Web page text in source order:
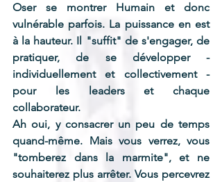
Oser se montrer Humain et donc
vulnérable parfois. La puissance en est
à la hauteur. Il "suffit" de s'engager, de
pratiquer, de se développer -
individuellement et collectivement -
pour les leaders et chaque
collaborateur.
Ah oui, y consacrer un peu de temps
quand-même. Mais vous verrez, vous
"tomberez dans la marmite", et ne
souhaiterez plus arrêter. Vous percevrez